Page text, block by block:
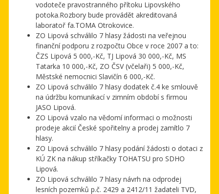
vodoteče pravostranného přítoku Lipovského
potoka.Rozbory bude provádět akreditovaná
laboratoř fa.TOMA Otrokovice.
ZO Lipová schválilo 7 hlasy žádosti na veřejnou
finanční podporu z rozpočtu Obce v roce 2007 a to:
ČZS Lipová 5 000,-Kč, TJ Lipová 30 000,-Kč, MS
Tatarka 10 000,-Kč, ZO ČSV (včelaři) 5 000,-Kč,
Městské nemocnici Slavičín 6 000,-Kč.
ZO Lipová schválilo 7 hlasy dodatek č.4 ke smlouvě
na údržbu komunikací v zimním období s firmou
JASO Lipová.
ZO Lipová vzalo na vědomí informaci o možnosti
prodeje akcií České spořitelny a prodej zamítlo 7
hlasy.
ZO Lipová schválilo 7 hlasy podání žádosti o dotaci z
KÚ ZK na nákup stříkačky TOHATSU pro SDHO
Lipová.
ZO Lipová schválilo 7 hlasy návrh na odprodej
lesních pozemků p.č. 2429 a 2412/11 žadateli TVD,